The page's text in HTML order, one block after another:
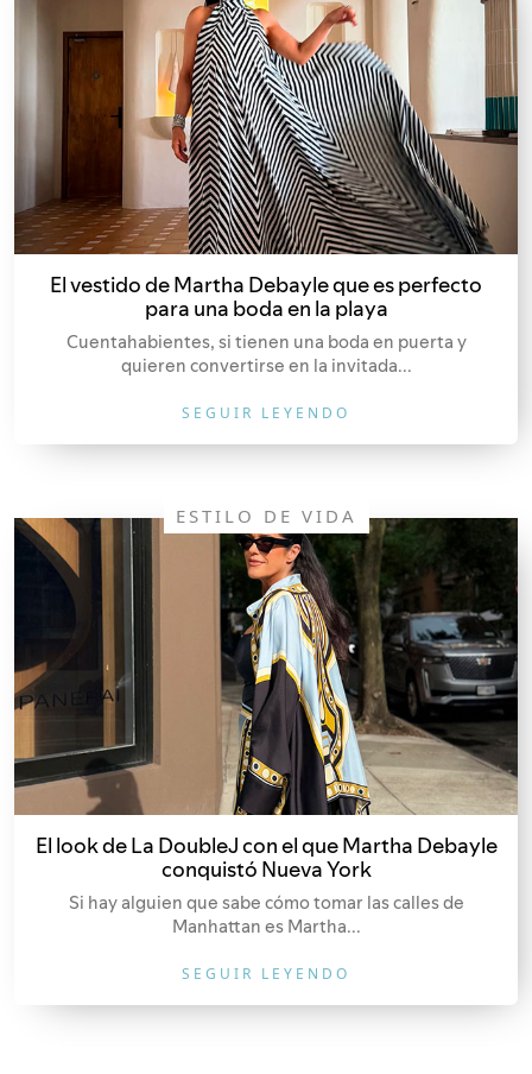
El vestido de Martha Debayle que es perfecto
para una boda en la playa
Cuentahabientes, si tienen una boda en puerta y
quieren convertirse en la invitada...
SEGUIR LEYENDO
ESTILO DE VIDA
El look de La DoubleJ con el que Martha Debayle
conquistó Nueva York
Si hay alguien que sabe cómo tomar las calles de
Manhattan es Martha...
SEGUIR LEYENDO